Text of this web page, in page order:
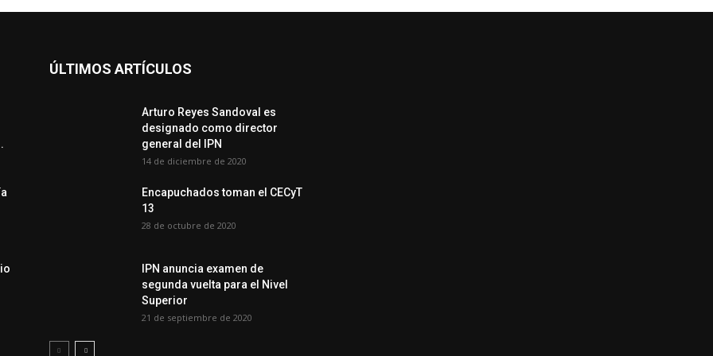
ÚLTIMOS ARTÍCULOS
Arturo Reyes Sandoval es
designado como director
general del IPN
14 de diciembre de 2020
Encapuchados toman el CECyT
13
28 de octubre de 2020
IPN anuncia examen de
segunda vuelta para el Nivel
Superior
21 de septiembre de 2020